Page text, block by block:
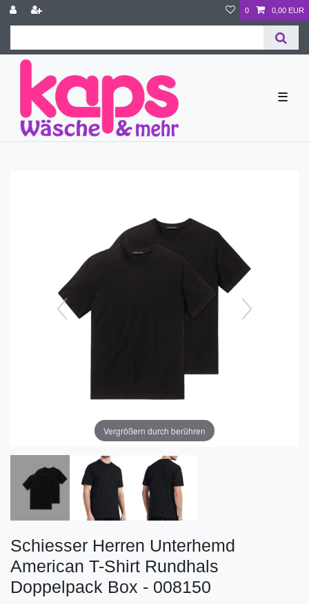
0 0,00 EUR
☰
Vergrößern durch berühren
Schiesser Herren Unterhemd
American T-Shirt Rundhals
Doppelpack Box - 008150